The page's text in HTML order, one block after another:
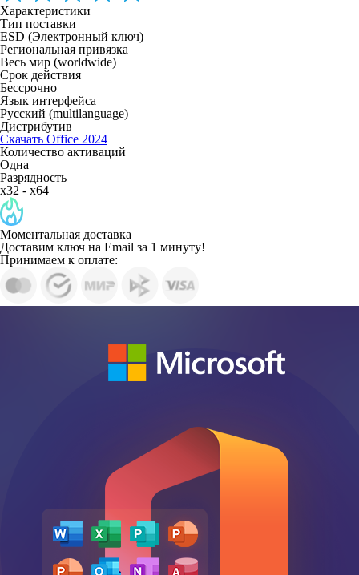
Характеристики
Тип поставки
ESD (Электронный ключ)
Региональная привязка
Весь мир (worldwide)
Срок действия
Бессрочно
Язык интерфейса
Русский (multilanguage)
Дистрибутив
Скачать Office 2024
Количество активаций
Одна
Разрядность
x32 - x64
Моментальная доставка
Доставим ключ на Email за 1 минуту!
Принимаем к оплате: